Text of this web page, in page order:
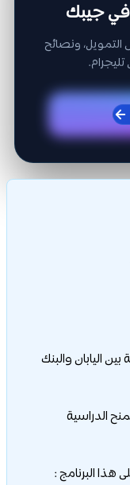
في جيبك
ونصائح
اليابان والبنك
الدراسية
هذا البرنامج :